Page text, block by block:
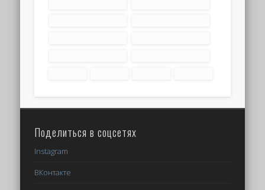
Поделиться в соцсетях
Instagram
ВКонтакте